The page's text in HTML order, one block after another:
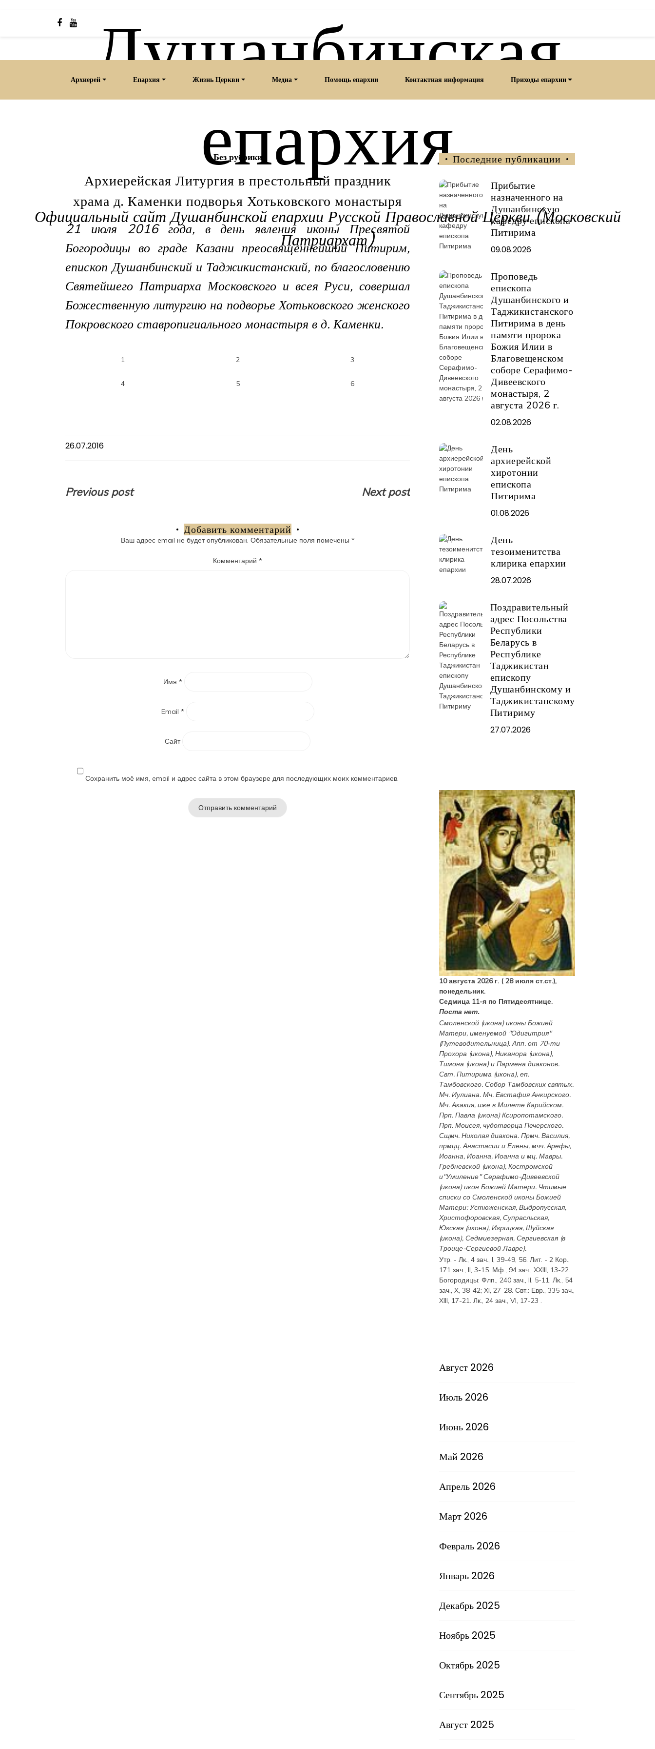
Душанбинская
епархия
Официальный сайт Душанбинской епархии Русской Православной Церкви (Московский
Патриархат)
Архиерей Епархия Жизнь Церкви Медиа Помощь епархии Контактная информация Приходы епархии
Без рубрики
Архиерейская Литургия в престольный праздник
храма д. Каменки подворья Хотьковского монастыря
21 июля 2016 года, в день явления иконы Пресвятой
Богородицы во граде Казани преосвященнейший Питирим,
епископ Душанбинский и Таджикистанский, по благословению
Святейшего Патриарха Московского и всея Руси, совершал
Божественную литургию на подворье Хотьковского женского
Покровского ставропигиального монастыря в д. Каменки.
1 2 3
4 5 6
26.07.2016
Навигация
Previous post Next post
Добавить комментарий
Ваш адрес email не будет опубликован. Обязательные поля помечены *
Комментарий*
Имя *
Email *
Сайт
Сохранить моё имя, email и адрес сайта в этом браузере для последующих моих комментариев.
Последние публикации
Прибытие
назначенного на
Душанбинскую
кафедру епископа
Питирима
09.08.2026
Проповедь
епископа
Душанбинского и
Таджикистанского
Питирима в день
памяти пророка
Божия Илии в
Благовещенском
соборе Серафимо-
Дивеевского
монастыря, 2
августа 2026 г.
02.08.2026
День
архиерейской
хиротонии
епископа
Питирима
01.08.2026
День
тезоименитства
клирика епархии
28.07.2026
Поздравительный
адрес Посольства
Республики
Беларусь в
Республике
Таджикистан
епископу
Душанбинскому и
Таджикистанскому
Питириму
27.07.2026
10 августа 2026 г. ( 28 июля ст.ст.),
понедельник.
Седмица 11-я по Пятидесятнице.
Поста нет.
Смоленской (икона) иконы Божией
Матери, именуемой "Одигитрия"
(Путеводительница). Апп. от 70-ти
Прохора (икона),Никанора (икона),
Тимона (икона) иПармена диаконов.
Свт.Питирима (икона), еп.
Тамбовского.Собор Тамбовских святых.
Мч.Иулиана. Мч.ЕвстафияАнкирского.
Мч.Акакия, иже в Милете Карийском.
Прп.Павла (икона) Ксиропотамского.
Прп.Моисея, чудотворца Печерского.
Сщмч.Николая диакона. Прмч.Василия,
прмцц.Анастасии иЕлены, мчч.Арефы,
Иоанна,Иоанна,Иоанна и мц.Мавры.
Гребневской (икона),Костромской
и"Умиление"Серафимо-Дивеевской
(икона) икон Божией Матери. Чтимые
списки со Смоленской иконы Божией
Матери:Устюженская,Выдропусская,
Христофоровская,Супрасльская,
Югская (икона),Игрицкая,Шуйская
(икона),Седмиезерная,Сергиевская (в
Троице-Сергиевой Лавре).
Утр. -Лк., 4 зач., I, 39-49, 56. Лит. -2 Кор.,
171 зач., II, 3-15. Мф., 94 зач., XXIII, 13-22.
Богородицы:Флп., 240 зач., II, 5-11. Лк., 54
зач., X, 38-42; XI, 27-28. Свт.: Евр., 335 зач.,
XIII, 17-21. Лк., 24 зач., VI, 17-23 .
Август 2026
Июль 2026
Июнь 2026
Май 2026
Апрель 2026
Март 2026
Февраль 2026
Январь 2026
Декабрь 2025
Ноябрь 2025
Октябрь 2025
Сентябрь 2025
Август 2025